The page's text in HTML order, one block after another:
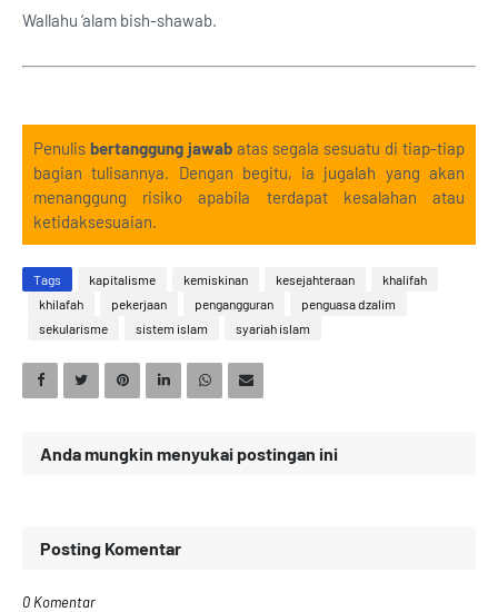
Wallahu ‘alam bish-shawab.
Penulis bertanggung jawab atas segala sesuatu di tiap-tiap
bagian tulisannya. Dengan begitu, ia jugalah yang akan
menanggung risiko apabila terdapat kesalahan atau
ketidaksesuaian.
Tags kapitalisme kemiskinan kesejahteraan
khalifah
khilafah
pekerjaan pengangguran
penguasa dzalim
sekularisme
sistem islam syariah islam
Anda mungkin menyukai postingan ini
Posting Komentar
0 Komentar